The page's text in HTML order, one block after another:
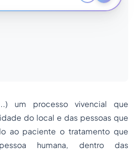
um processo vivencial que
do local e das pessoas que
ao paciente o tratamento que
humana, dentro das